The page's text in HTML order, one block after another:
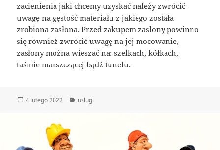
zacienienia jaki chcemy uzyskać należy zwrócić
uwagę na gęstość materiału z jakiego została
zrobiona zasłona. Przed zakupem zasłony powinno
się również zwrócić uwagę na jej mocowanie,
zasłony można wieszać na: szelkach, kółkach,
taśmie marszczącej bądź tunelu.
Data
4 lutego 2022 Kategorie
usługi